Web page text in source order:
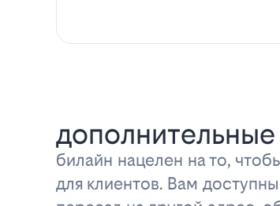
дополнительные
билайн нацелен на то,
для клиентов. Вам